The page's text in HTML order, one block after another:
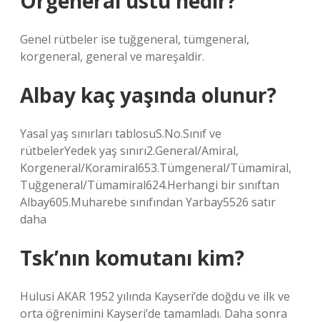
Genel rütbeler ise tuğgeneral, tümgeneral,
korgeneral, general ve mareşaldir.
Albay kaç yaşında olunur?
Yasal yaş sınırları tablosuS.No.Sınıf ve
rütbelerYedek yaş sınırı2.General/Amiral,
Korgeneral/Koramiral653.Tümgeneral/Tümamiral,
Tuğgeneral/Tümamiral624.Herhangi bir sınıftan
Albay605.Muharebe sınıfından Yarbay5526 satır
daha
Tsk’nın komutanı kim?
Hulusi AKAR 1952 yılında Kayseri’de doğdu ve ilk ve
orta öğrenimini Kayseri’de tamamladı. Daha sonra